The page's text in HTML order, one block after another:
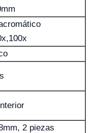
2 piezas